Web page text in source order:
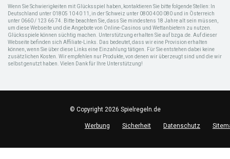
Wenn Sie Schwierigkeiten mit Glücksspiel haben, kontaktieren Sie bitte folgende Stellen: In
Deutschland unter 01805 10 40 11, in der Schweiz unter 0800 400 080 und in Österreich
unter 0660 / 123 66 74. Bitte beachten Sie, dass Sie mindestens 18 Jahre alt sein müssen,
um diese Webseite und die Angebote von Online-Casinos und Wettanbietern zu nutzen.
Glücksspiele können süchtig machen. Unterstützung erhalten Sie auf bzga.de. Auf dieser
Webseite befinden sich Affiliate-Links. Das bedeutet, dass wir eine Provision erhalten
können, wenn Sie über diese Links eine Einzahlung tätigen. Für Sie entstehen dabei keine
zusätzlichen Kosten. Wir empfehlen nur Produkte, von denen wir überzeugt sind und die wir
selbst genutzt haben. Vielen Dank für Ihre Unterstützung!
© Copyright 2026 Spielregeln.de
Werbung Sicherheit Datenschutz